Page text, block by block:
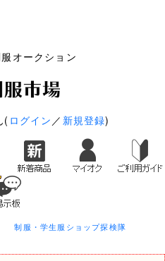
オークション
( ログイン ／ 新規登録)
制服・学生服ショップ探検隊